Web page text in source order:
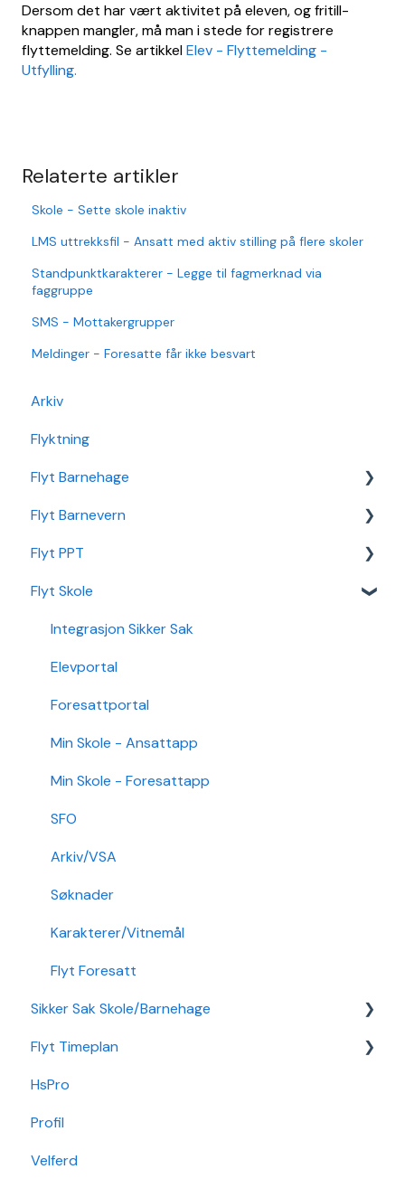
Dersom det har vært aktivitet på eleven, og fritill-
knappen mangler, må man i stede for registrere
flyttemelding. Se artikkelElev - Flyttemelding -
Utfylling.
Relaterte artikler
Skole - Sette skole inaktiv
LMS uttrekksfil - Ansatt med aktiv stilling på flere skoler
Standpunktkarakterer - Legge til fagmerknad via
faggruppe
SMS - Mottakergrupper
Meldinger - Foresatte får ikke besvart
Arkiv
Flyktning
Flyt Barnehage
Flyt Barnehage Hjelpeside
Min Barnehage (app)
Redusert foreldrebetaling
Sikker Sak Barnehage
Flyt Barnevern
Autopay
Vedtak
Ansatt
Økonomi
Nettverk
Flyt PPT
Statistikk
Flyt Skole
Integrasjon Sikker Sak
Elevportal
Foresattportal
Min Skole - Ansattapp
Min Skole - Foresattapp
SFO
Arkiv/VSA
Søknader
Karakterer/Vitnemål
Flyt Foresatt
Sikker Sak Skole/Barnehage
Godkjenning
Hendelse
Hovedperson
Post
Flyt Timeplan
Daglig bruk
Min side/ansatt
Timeplanlegging
HsPro
Profil
Velferd